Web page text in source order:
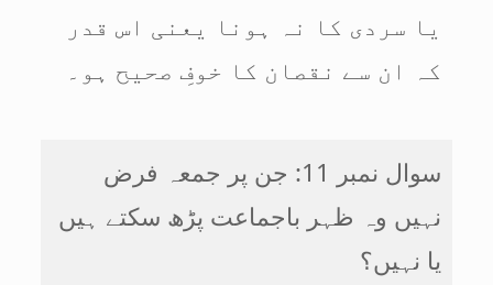
یا سردی کا نہ ہونا یعنی اس قدر
کہ ان سے نقصان کا خوفِ صحیح ہو۔
سوال نمبر 11: جن پر جمعہ فرض
نہیں وہ ظہر باجماعت پڑھ سکتے ہیں
یا نہیں؟